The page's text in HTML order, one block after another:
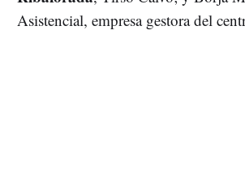
Asistencial, empresa gestora del